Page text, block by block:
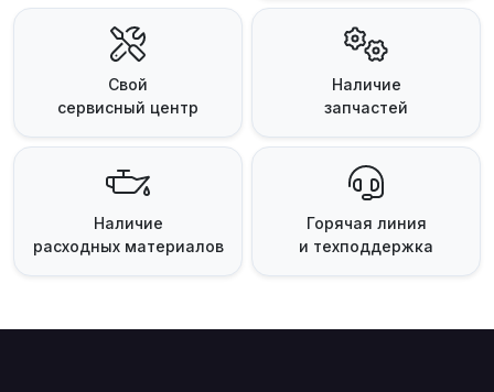
Свой
сервисный центр
Наличие
запчастей
Наличие
расходных материалов
Горячая линия
и техподдержка